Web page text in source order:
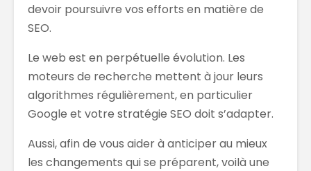
devoir poursuivre vos efforts en matière de
SEO.
Le web est en perpétuelle évolution. Les
moteurs de recherche mettent à jour leurs
algorithmes régulièrement, en particulier
Google et votre stratégie SEO doit s’adapter.
Aussi, afin de vous aider à anticiper au mieux
les changements qui se préparent, voilà une